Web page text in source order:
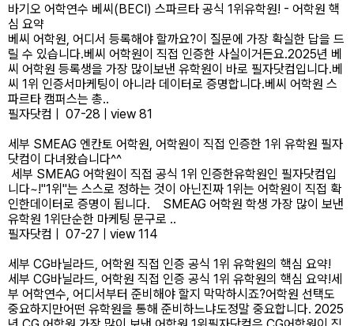
바기오 어학연수 베씨(BECI) 스파르타 공식 1위유학원! - 어학원 핵
심 요약
베씨 어학원, 어디서 등록해야 할까요?이 질문에 가장 확실한 답을 드
릴 수 있습니다.​베씨 어학원이 직접 인증한 사실이거든요.2025년 베
씨 어학원 등록생을 가장 많이보낸 유학원이 바로 필자닷컴입니다.베
씨 1위 인증서마케팅이 아니라 데이터로 증명합니다.​베씨 어학원 스
파르타 캠퍼스는 총..
필자닷컴
07-28
view 81
세부 SMEAG 엔칸토 어학원, 어학원이 직접 인증한 1위 유학원 필자
닷컴이 다녀왔습니다^^
세부 SMEAG 어학원이 직접 공식 1위 인증한유학원인 필자닷컴입
니다~!"1위"는 스스로 정하는 것이 아닌진짜 1위는 어학원이 직접 확
인한데이터로 증명이 됩니다. SMEAG 어학원 학생 가장 많이 보낸
유학원 1위단순한 마케팅 문구로 ..
필자닷컴
07-27
view 114
세부 CG바닐라드, 어학원 직접 인증 공식 1위 유학원의 핵심 요약!
세부 CG바닐라드, 어학원 직접 인증 공식 1위 유학원의 핵심 요약!세
부 어학연수, 어디서부터 준비해야 할지 막막하시죠?어학원 선택도
중요하지만어떤 유학원을 통해 준비하느냐도정말 중요합니다. 2025